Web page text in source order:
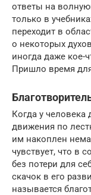
ответы на
только в
переходит в
о некоторых
иногда даже кое-
Пришло время
Когда у
движения по
им накоплен
чувствует, что в
без потери для
скачок в его
называется